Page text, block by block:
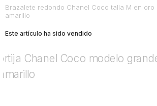
Brazalete redondo Chanel Coco talla M en oro
amarillo
Este artículo ha sido vendido